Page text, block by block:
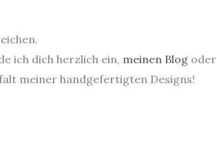
ich dich herzlich ein, meinen Blog oder
meiner handgefertigten Designs!